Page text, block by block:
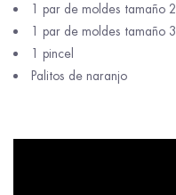
1 par de moldes tamaño 2
1 par de moldes tamaño 3
1 pincel
Palitos de naranjo